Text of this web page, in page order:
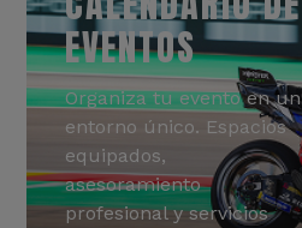
EVENTOS
Organiza tu evento en un
entorno único. Espacios
equipados,
asesoramiento
profesional y servicios